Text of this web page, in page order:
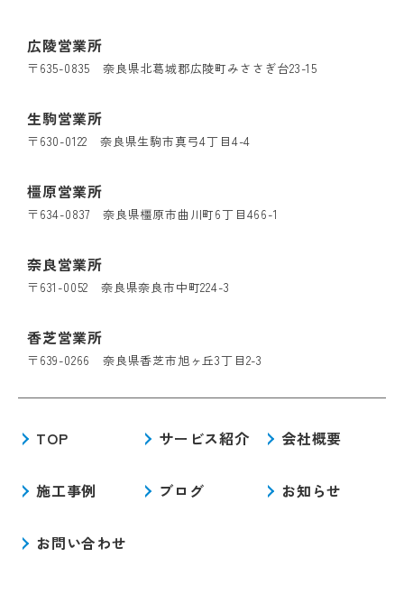
広陵営業所
〒635-0835 奈良県北葛城郡広陵町みささぎ台23-15
奈良営業所
〒631-0052 奈良県奈良市中町224-3
生駒営業所
〒630-0122 奈良県生駒市真弓4丁目4-4
香芝営業所
〒639-0266 奈良県香芝市旭ヶ丘3丁目2-3
橿原営業所
〒634-0837 奈良県橿原市曲川町6丁目466-1
TOP サービス紹介 会社概要
施工事例 ブログ お知らせ
お問い合わせ